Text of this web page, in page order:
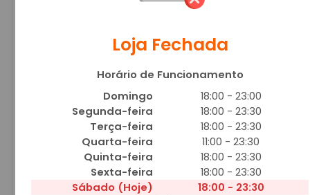
MOLHO,MUSSARELA,BACON,CATUPIRY,BATATA PALHA E OREGANO
DOIS AMORES
A partir de R$ 19,00
Loja Fechada
Horário de Funcionamento
Domingo
18:00 - 23:00
Segunda-feira
18:00 - 23:30
Terça-feira
18:00 - 23:30
Quarta-feira
11:00 - 23:30
Quinta-feira
18:00 - 23:30
Sexta-feira
18:00 - 23:30
Sábado (Hoje)
18:00 - 23:30